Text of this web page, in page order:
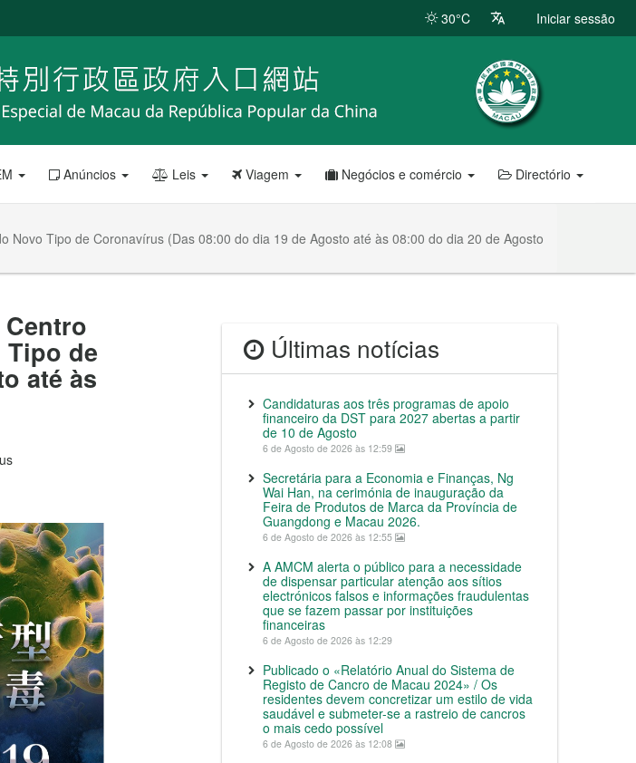
30°C Iniciar sessão
Anúncios Leis Viagem Negócios e comércio Directório
Tipo de Coronavírus (Das 08:00 do dia 19 de Agosto até às 08:00 do dia 20 de Agosto
de
até às
Últimas notícias
Candidaturas aos três programas de apoio
financeiro da DST para 2027 abertas a partir
de 10 de Agosto
6 de Agosto de 2026 às 12:59
Secretária para a Economia e Finanças, Ng
Wai Han, na cerimónia de inauguração da
Feira de Produtos de Marca da Província de
Guangdong e Macau 2026.
6 de Agosto de 2026 às 12:55
A AMCM alerta o público para a necessidade
de dispensar particular atenção aos sítios
electrónicos falsos e informações fraudulentas
que se fazem passar por instituições
financeiras
6 de Agosto de 2026 às 12:29
Publicado o «Relatório Anual do Sistema de
Registo de Cancro de Macau 2024» / Os
residentes devem concretizar um estilo de vida
saudável e submeter-se a rastreio de cancros
o mais cedo possível
6 de Agosto de 2026 às 12:08